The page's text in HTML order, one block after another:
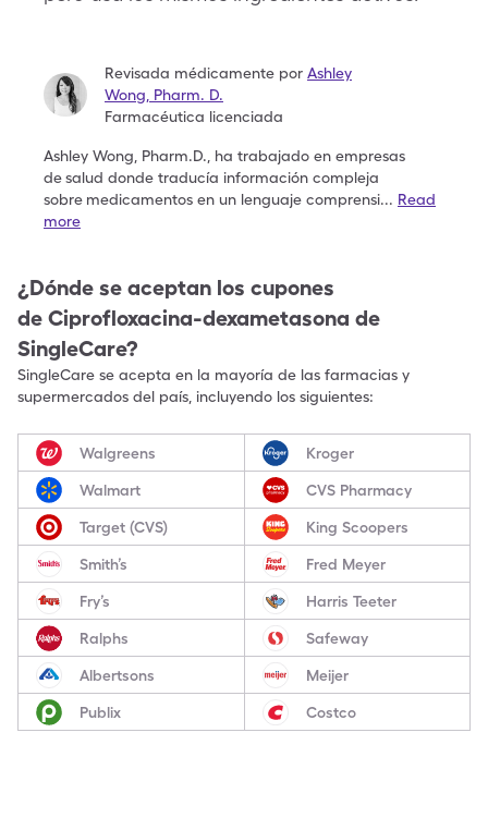
Revisada médicamente por Ashley
Wong Pharm. D.
Farmacéutica licenciada
Ashley Wong, Pharm.D., ha trabajado en empresas
desalud donde traducía información compleja
sobre medicamentos en un lenguaje comprensi... Read
more
¿Dónde se aceptan los cupones
de Ciprofloxacina-dexametasona de
SingleCare?
SingleCare se acepta en la mayoría de las farmacias y
supermercados del país, incluyendo los siguientes:
Walgreens Kroger
Walmart CVS Pharmacy
Target (CVS) King Scoopers
Smith’s Fred Meyer
Fry’s Harris Teeter
Ralphs Safeway
Albertsons Meijer
Publix Costco